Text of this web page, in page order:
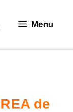
Menu
de